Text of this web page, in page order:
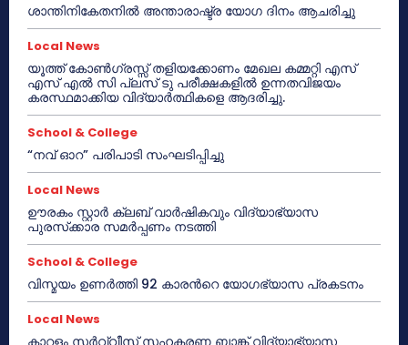
ശാന്തിനികേതനിൽ അന്താരാഷ്ട്ര യോഗ ദിനം ആചരിച്ചു
Local News
യൂത്ത് കോൺഗ്രസ്സ് തളിയക്കോണം മേഖല കമ്മറ്റി എസ്
എസ് എൽ സി പ്ലസ് ടു പരീക്ഷകളിൽ ഉന്നതവിജയം
കരസ്ഥമാക്കിയ വിദ്യാർത്ഥികളെ ആദരിച്ചു.
School & College
“നവ് ഓറ” പരിപാടി സംഘടിപ്പിച്ചു
Local News
ഊരകം സ്റ്റാർ ക്ലബ് വാർഷികവും വിദ്യാഭ്യാസ
പുരസ്‌ക്കാര സമർപ്പണം നടത്തി
School & College
വിസ്മയം ഉണർത്തി 92 കാരൻറെ യോഗഭ്യാസ പ്രകടനം
Local News
കാറളം സർവ്വീസ് സഹകരണ ബാങ്ക് വിദ്യാഭ്യാസ